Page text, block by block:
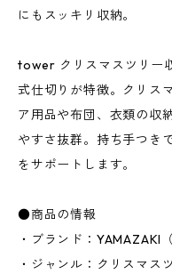
にもスッキリ収納。
tower クリスマスツリー
式仕切りが特徴。クリス
ア用品や布団、衣類の収
やすさ抜群。持ち手つき
をサポートします。
●商品の情報
・ブランド：YAMAZAKI
・ジャンル：クリスマス